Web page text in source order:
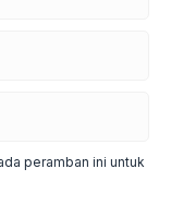
peramban ini untuk